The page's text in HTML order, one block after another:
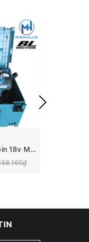
Bộ sản phẩm dùng pin 18v Makita DLX2424JX1(DMP180＋DTW300)